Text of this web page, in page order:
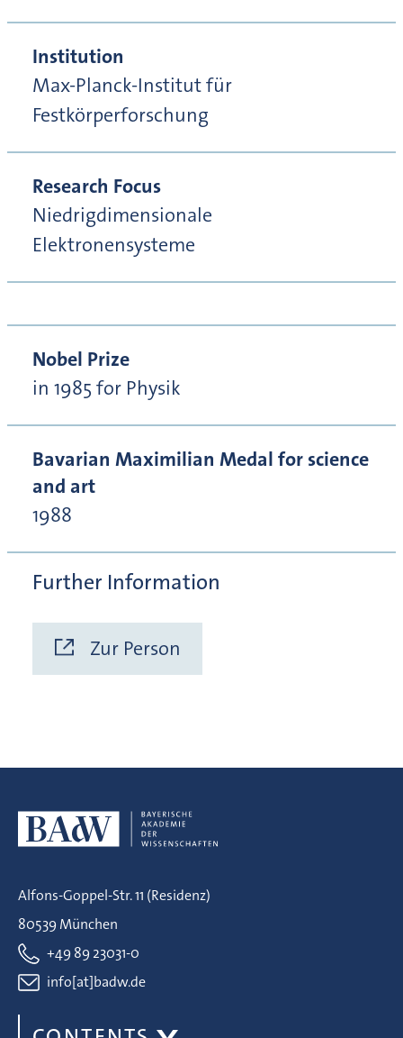
Institution
Max-Planck-Institut für
Festkörperforschung
Research Focus
Niedrigdimensionale
Elektronensysteme
Nobel Prize
in 1985 for Physik
Bavarian Maximilian Medal for science
and art
1988
Further Information
Zur Person
Alfons-Goppel-Str. 11 (Residenz)
80539 München
+49 89 23031-0
info[at]badw.de